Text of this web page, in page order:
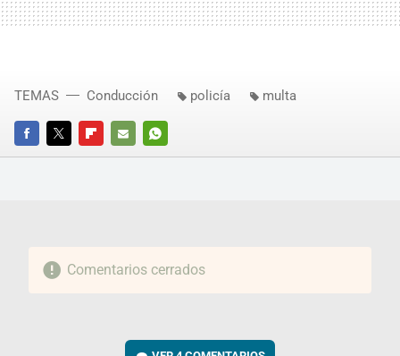
FACEBOOKTWITTERFLIPBOARD
E-
WHATSAPP
TEMAS Conducción policía multa
Comentarios cerrados